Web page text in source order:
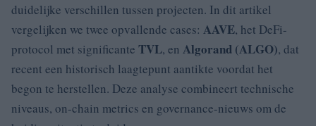
duidelijke verschillen tussen projecten. In dit artikel
vergelijken we twee opvallende cases: AAVE, het DeFi-
protocol met significante TVL, en Algorand (ALGO), dat
recent een historisch laagtepunt aantikte voordat het
begon te herstellen. Deze analyse combineert technische
niveaus, on-chain metrics en governance-nieuws om de